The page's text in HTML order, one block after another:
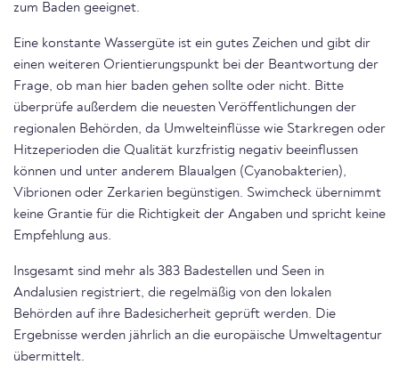
zum Baden geeignet.
Eine konstante Wassergüte ist ein gutes Zeichen und gibt dir
einen weiteren Orientierungspunkt bei der Beantwortung der
Frage, ob man hier baden gehen sollte oder nicht. Bitte
überprüfe außerdem die neuesten Veröffentlichungen der
regionalen Behörden, da Umwelteinflüsse wie Starkregen oder
Hitzeperioden die Qualität kurzfristig negativ beeinflussen
können und unter anderem Blaualgen (Cyanobakterien),
Vibrionen oder Zerkarien begünstigen. Swimcheck übernimmt
keine Grantie für die Richtigkeit der Angaben und spricht keine
Empfehlung aus.
Insgesamt sind mehr als 383 Badestellen und Seen in
Andalusien registriert, die regelmäßig von den lokalen
Behörden auf ihre Badesicherheit geprüft werden. Die
Ergebnisse werden jährlich an die europäische Umweltagentur
übermittelt.